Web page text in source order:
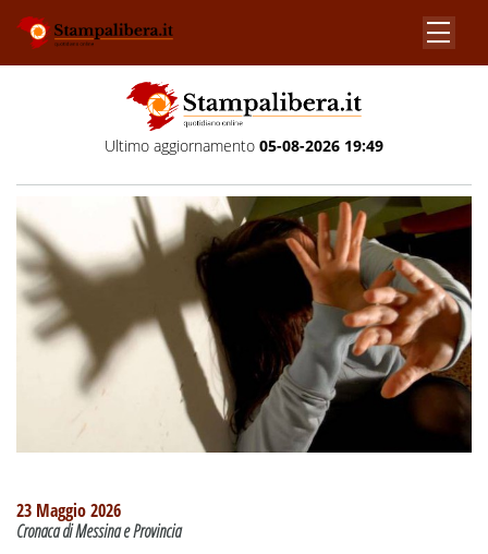
Ultimo aggiornamento 05-08-2026 19:49
23 Maggio 2026
Cronaca di Messina e Provincia